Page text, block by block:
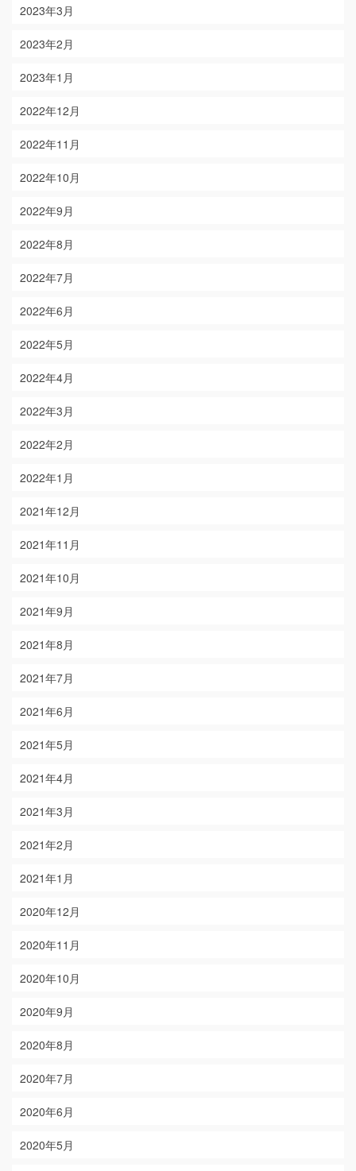
2023年3月
2023年2月
2023年1月
2022年12月
2022年11月
2022年10月
2022年9月
2022年8月
2022年7月
2022年6月
2022年5月
2022年4月
2022年3月
2022年2月
2022年1月
2021年12月
2021年11月
2021年10月
2021年9月
2021年8月
2021年7月
2021年6月
2021年5月
2021年4月
2021年3月
2021年2月
2021年1月
2020年12月
2020年11月
2020年10月
2020年9月
2020年8月
2020年7月
2020年6月
2020年5月